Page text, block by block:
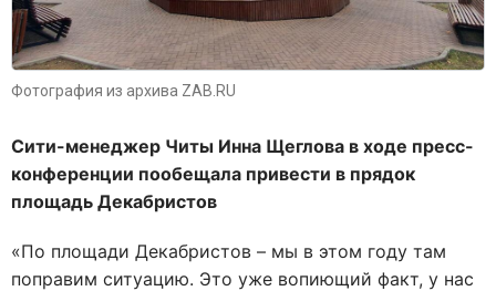
Фотография из архива ZAB.RU
Сити-менеджер Читы Инна Щеглова в ходе пресс-
конференции пообещала привести в прядок
площадь Декабристов
«По площади Декабристов – мы в этом году там
поправим ситуацию. Это уже вопиющий факт, у нас